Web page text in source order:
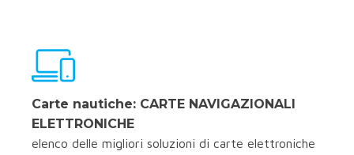
Carte nautiche: CARTE NAVIGAZIONALI
ELETTRONICHE
elenco delle migliori soluzioni di carte elettroniche